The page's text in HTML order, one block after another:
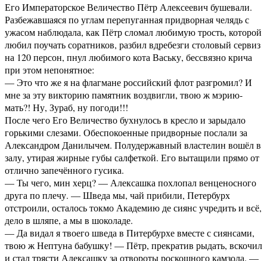
Его Императорское Величество Пётр Алексеевич бушевали.
Разбежавшаяся по углам перепуганная придворная челядь с
ужасом наблюдала, как Пётр сломал любимую трость, которой
любил поучать соратников, разбил вдребезги столовый сервиз
на 120 персон, пнул любимого кота Ваську, бессвязно крича
при этом непонятное:
— Это что же я на флагмане российский флот разгромил? И
мне за эту викторию памятник воздвигли, твою ж мэрию-
мать?! Ну, Зураб, ну погоди!!!
После чего Его Величество бухнулось в кресло и зарыдало
горькими слезами. Обеспокоенные придворные послали за
Александром Данилычем. Полудержавный властелин вошёл в
залу, утирая жирные губы салфеткой. Его вытащили прямо от
отлично запечённого гусика.
— Ты чего, мин херц? — Алексашка похлопал венценосного
друга по плечу. — Шведа мы, чай прибили, Петербурх
отстроили, осталось токмо Академию де сиянс учредить и всё,
дело в шляпе, а мы в шоколаде.
— Да видал я твоего шведа в Питербурхе вместе с сиянсами,
твою ж Нептуна бабушку! — Пётр, прекратив рыдать, вскочил
и стал трясти Алексашку за отвороты роскошного камзола. —